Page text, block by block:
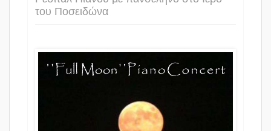
του Ποσειδώνα